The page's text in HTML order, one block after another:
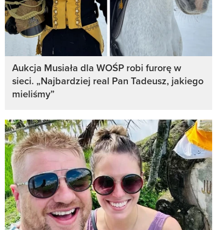
Aukcja Musiała dla WOŚP robi furorę w
sieci. „Najbardziej real Pan Tadeusz, jakiego
mieliśmy”